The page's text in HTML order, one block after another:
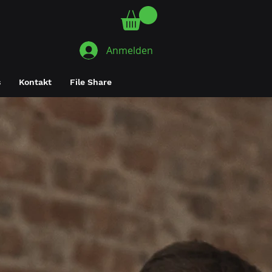
Anmelden
Kontakt File Share